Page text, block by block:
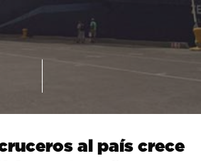
al país crece